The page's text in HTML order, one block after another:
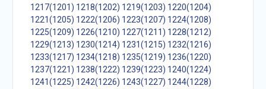
1217(1201) 1218(1202) 1219(1203) 1220(1204)
1221(1205) 1222(1206) 1223(1207) 1224(1208)
1225(1209) 1226(1210) 1227(1211) 1228(1212)
1229(1213) 1230(1214) 1231(1215) 1232(1216)
1233(1217) 1234(1218) 1235(1219) 1236(1220)
1237(1221) 1238(1222) 1239(1223) 1240(1224)
1241(1225) 1242(1226) 1243(1227) 1244(1228)